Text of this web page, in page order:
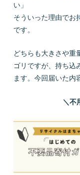
い」
そういった理由でお
です。
どちらも大きさや重
ゴリですが、持ち込
ます。今回届いた内
＼不